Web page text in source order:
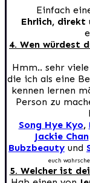
Einfach
Ehrlich, direkt
4. Wen würdest
Hmm.. sehr
die ich als eine
kennen lernen
Person zu
Song Hye Kyo,
Jackie Chan
Bubzbeauty und
euch
5. Welcher ist